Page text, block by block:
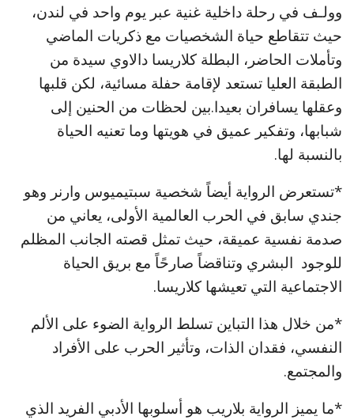
وولـف في رحلة داخلية غنية عبر يوم واحد في لندن،
حيث تتقاطع حياة الشخصيات مع ذكريات الماضي
وتأملات الحاضر، البطلة كلاريسا دالاوي سيدة من
الطبقة العليا تستعد لإقامة حفلة مسائية، لكن قلبها
وعقلها يسافران بعيدا.بين لحظات من الحنين إلى
شبابها، وتفكير عميق في هويتها وما تعنيه الحياة
بالنسبة لها.
*تستعرض الرواية أيضاً شخصية سبتيميوس وارنر وهو
جندي سابق في الحرب العالمية الأولى، يعاني من
صدمة نفسية عميقة، حيث تمثل قصته الجانب المظلم
للوجود البشري وتناقضاً صارحًاً مع بريق الحياة
الاجتماعية التي تعيشها كلاريسا.
*من خلال هذا التباين تسلط الرواية الضوء على الألم
النفسي، فقدان الذات، وتأثير الحرب على الأفراد
والمجتمع.
*ما يميز الرواية بلاريب هو أسلوبها الأدبي الفريد الذي